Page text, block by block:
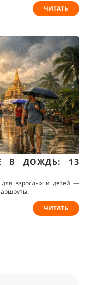
ЧИТАТЬ
В ДОЖДЬ: 13
взрослых и детей —
ЧИТАТЬ